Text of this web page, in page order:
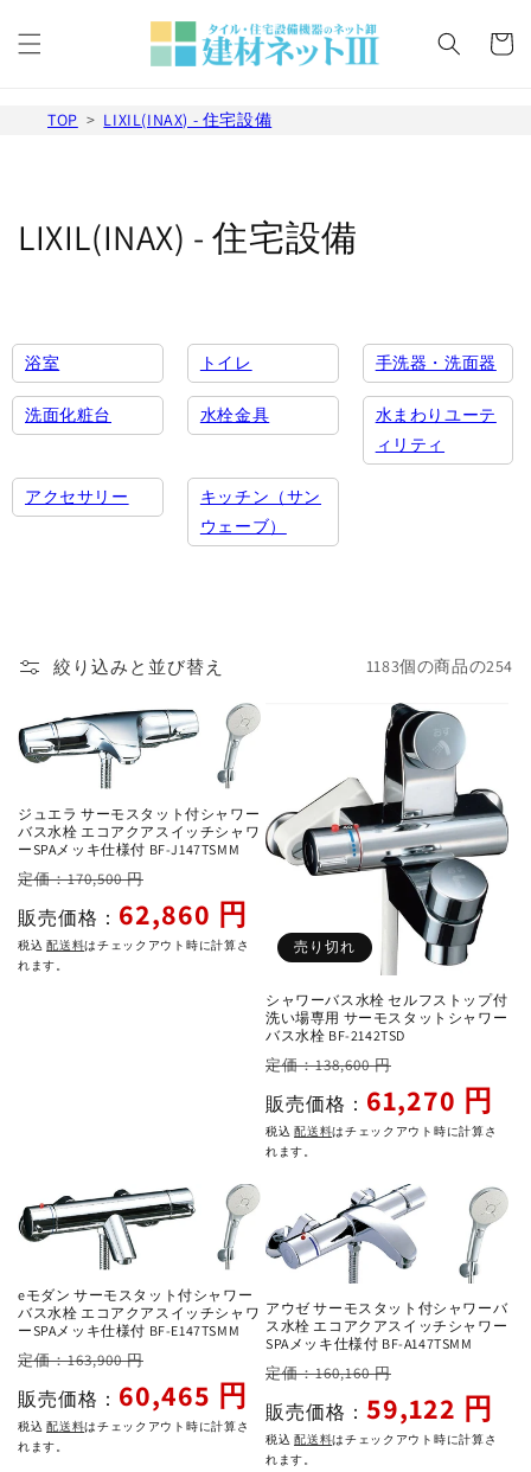
進む
ー
TOP LIXIL(INAX) - 住宅設備
コ
シ
ョ
ン
:
LIXIL(INAX) - 住宅設備
浴室 トイレ 手洗器・洗面器
洗面化粧台 水栓金具
水まわりユーテ
ィリティ
アクセサリー
キッチン（サン
ウェーブ）
絞り込みと並び替え 1183個の商品の254
ジュエラ サーモスタット付シャワー
バス水栓 エコアクアスイッチシャワ
ーSPAメッキ仕様付 BF-J147TSMM
通
常
価
格
定価：170,500 円
ー
ル
販売価格： 62,860 円
税込配送料はチェックアウト時に計算さ
れます。
売り切れ
シャワーバス水栓 セルフストップ付
洗い場専用 サーモスタットシャワー
バス水栓 BF-2142TSD
通
常
価
格
定価：138,600 円
ー
ル
販売価格： 61,270 円
税込配送料はチェックアウト時に計算さ
れます。
eモダン サーモスタット付シャワー
バス水栓 エコアクアスイッチシャワ
ーSPAメッキ仕様付 BF-E147TSMM
通
常
価
格
定価：163,900 円
ー
ル
販売価格： 60,465 円
税込配送料はチェックアウト時に計算さ
れます。
アウゼ サーモスタット付シャワーバ
ス水栓 エコアクアスイッチシャワー
SPAメッキ仕様付 BF-A147TSMM
通
常
価
格
定価：160,160 円
ー
ル
販売価格： 59,122 円
税込配送料はチェックアウト時に計算さ
れます。